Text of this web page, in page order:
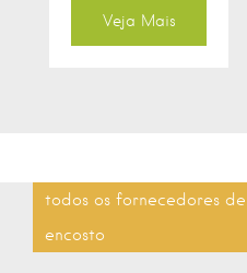
Veja Mais
todos os fornecedores
encosto